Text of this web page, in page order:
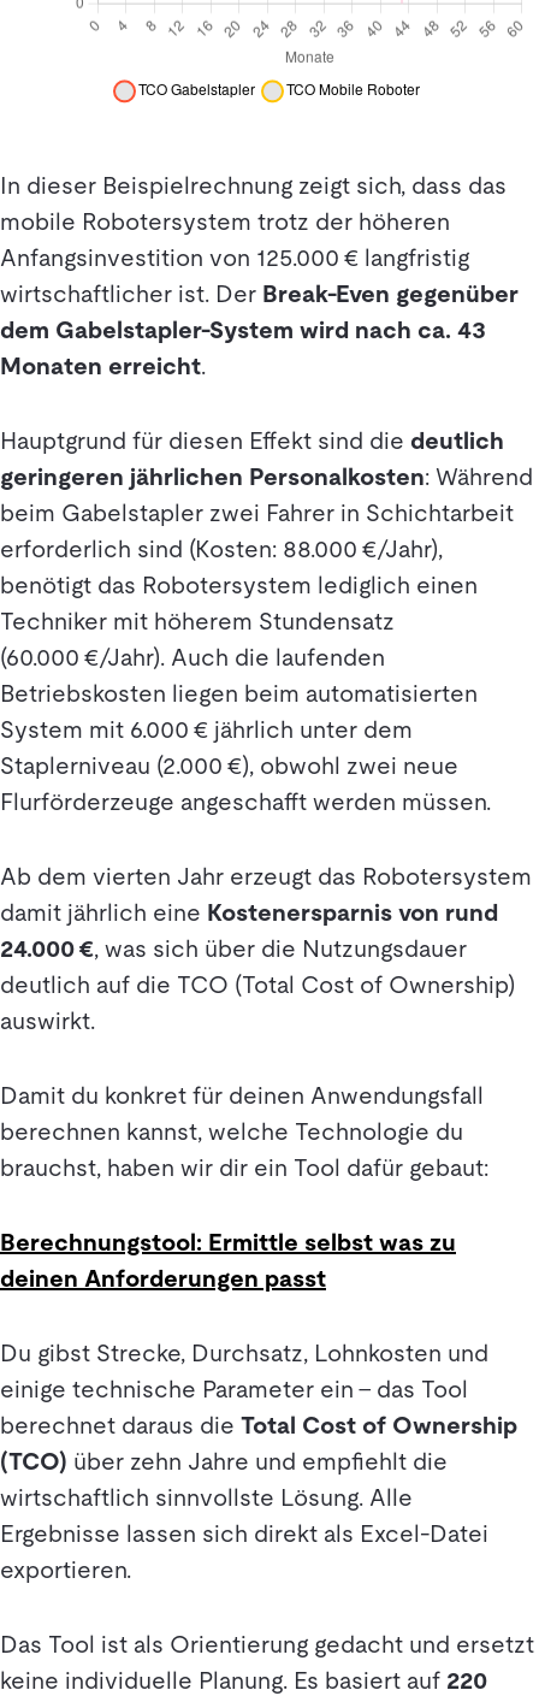
In dieser Beispielrechnung zeigt sich, dass das
mobile Robotersystem trotz der höheren
Anfangsinvestition von 125.000 € langfristig
wirtschaftlicher ist. Der Break-Even gegenüber
dem Gabelstapler-System wird nach ca. 43
Monaten erreicht.
Hauptgrund für diesen Effekt sind die deutlich
geringeren jährlichen Personalkosten: Während
beim Gabelstapler zwei Fahrer in Schichtarbeit
erforderlich sind (Kosten: 88.000 €/Jahr),
benötigt das Robotersystem lediglich einen
Techniker mit höherem Stundensatz
(60.000 €/Jahr). Auch die laufenden
Betriebskosten liegen beim automatisierten
System mit 6.000 € jährlich unter dem
Staplerniveau (2.000 €), obwohl zwei neue
Flurförderzeuge angeschafft werden müssen.
Ab dem vierten Jahr erzeugt das Robotersystem
damit jährlich eine Kostenersparnis von rund
24.000 €, was sich über die Nutzungsdauer
deutlich auf die TCO (Total Cost of Ownership)
auswirkt.
Damit du konkret für deinen Anwendungsfall
berechnen kannst, welche Technologie du
brauchst, haben wir dir ein Tool dafür gebaut:
Berechnungstool: Ermittle selbst was zu
deinen Anforderungen passt
Du gibst Strecke, Durchsatz, Lohnkosten und
einige technische Parameter ein – das Tool
berechnet daraus die Total Cost of Ownership
(TCO) über zehn Jahre und empfiehlt die
wirtschaftlich sinnvollste Lösung. Alle
Ergebnisse lassen sich direkt als Excel-Datei
exportieren.
Das Tool ist als Orientierung gedacht und ersetzt
keine individuelle Planung. Es basiert auf 220